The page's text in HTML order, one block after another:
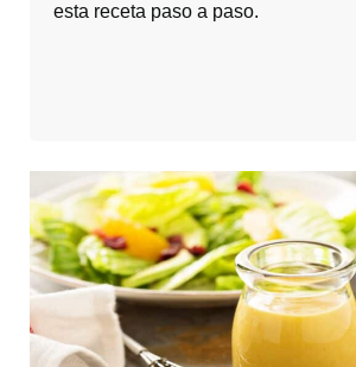
esta receta paso a paso.